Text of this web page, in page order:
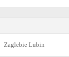
Zaglebie Lubin